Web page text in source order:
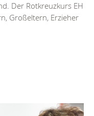
Der Rotkreuzkurs EH
Großeltern, Erzieher